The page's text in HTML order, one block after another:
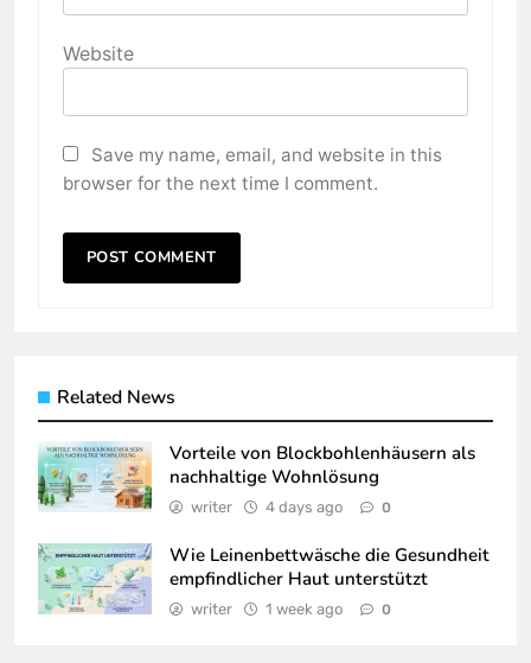
Website
Save my name, email, and website in this
browser for the next time I comment.
Related News
Vorteile von Blockbohlenhäusern als
nachhaltige Wohnlösung
writer 4 days ago 0
Wie Leinenbettwäsche die Gesundheit
empfindlicher Haut unterstützt
writer 1 week ago 0